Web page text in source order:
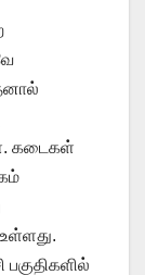
கடைகள்
பகுதிகளில்